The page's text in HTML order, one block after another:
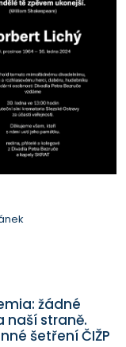
žádné
naší straně.
šetření ČIŽP